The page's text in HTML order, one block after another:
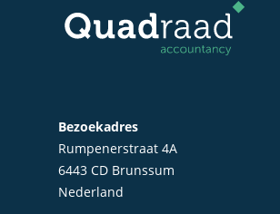
Bezoekadres
Rumpenerstraat 4A
6443 CD Brunssum
Nederland